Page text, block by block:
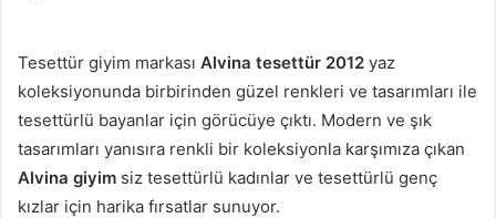
göndermek
Tesettür giyim markası Alvina tesettür 2012 yaz
koleksiyonunda birbirinden güzel renkleri ve tasarımları ile
tesettürlü bayanlar için görücüye çıktı. Modern ve şık
tasarımları yanısıra renkli bir koleksiyonla karşımıza çıkan
Alvina giyim siz tesettürlü kadınlar ve tesettürlü genç
kızlar için harika fırsatlar sunuyor.